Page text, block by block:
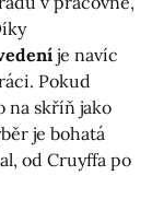
je navíc
Pokud
na skříň jako
je bohatá
od Cruyffa po